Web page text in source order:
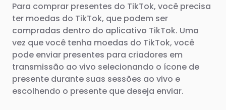
Para comprar presentes do TikTok, você precisa
ter moedas do TikTok, que podem ser
compradas dentro do aplicativo TikTok. Uma
vez que você tenha moedas do TikTok, você
pode enviar presentes para criadores em
transmissão ao vivo selecionando o ícone de
presente durante suas sessões ao vivo e
escolhendo o presente que deseja enviar.